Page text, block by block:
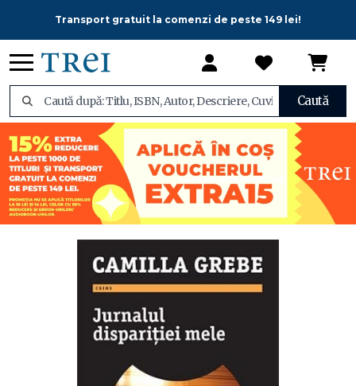
Transport gratuit la comenzi de peste 149 lei!
Caută